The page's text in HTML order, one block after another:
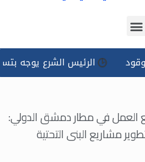
الرئيس الشرع يوجه بتسخير كل
في مطار دمشق الدولي:
مشاريع البنى التحتية